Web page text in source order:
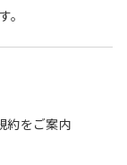
。
約をご案内